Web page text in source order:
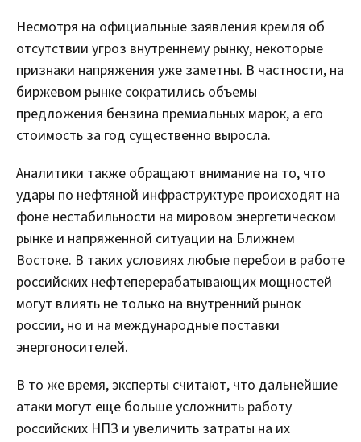
Несмотря на официальные заявления кремля об
отсутствии угроз внутреннему рынку, некоторые
признаки напряжения уже заметны. В частности, на
биржевом рынке сократились объемы
предложения бензина премиальных марок, а его
стоимость за год существенно выросла.
Аналитики также обращают внимание на то, что
удары по нефтяной инфраструктуре происходят на
фоне нестабильности на мировом энергетическом
рынке и напряженной ситуации на Ближнем
Востоке. В таких условиях любые перебои в работе
российских нефтеперерабатывающих мощностей
могут влиять не только на внутренний рынок
россии, но и на международные поставки
энергоносителей.
В то же время, эксперты считают, что дальнейшие
атаки могут еще больше усложнить работу
российских НПЗ и увеличить затраты на их